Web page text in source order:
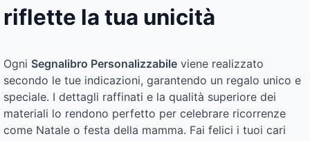
riflette la tua unicità
Ogni Segnalibro Personalizzabile viene realizzato
secondo le tue indicazioni, garantendo un regalo unico e
speciale. I dettagli raffinati e la qualità superiore dei
materiali lo rendono perfetto per celebrare ricorrenze
come Natale o festa della mamma. Fai felici i tuoi cari